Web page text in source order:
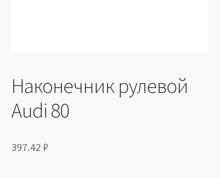
Наконечник рулевой
Audi 80
397.42 ₽